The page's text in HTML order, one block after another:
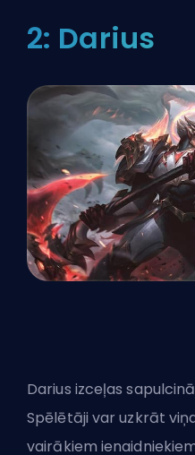
2: Darius
Darius izceļas
Spēlētāji var uzkrāt
vairākiem